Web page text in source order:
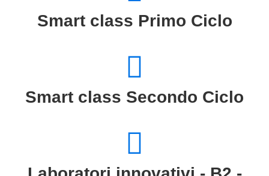
Smart class Primo Ciclo
Smart class Secondo Ciclo